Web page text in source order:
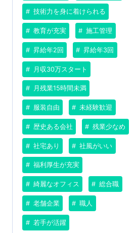
技術力を身に着けられる
教育が充実 施工管理
昇給年2回 昇給年3回
月収30万スタート
月残業15時間未満
服装自由 未経験歓迎
歴史ある会社 残業少なめ
社宅あり 社風がいい
福利厚生が充実
綺麗なオフィス 総合職
老舗企業 職人
若手が活躍